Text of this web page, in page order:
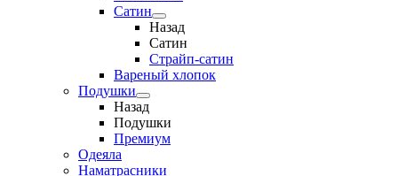
Сатин
Назад
Сатин
Страйп-сатин
Вареный хлопок
Подушки
Назад
Подушки
Премиум
Одеяла
Наматрасники